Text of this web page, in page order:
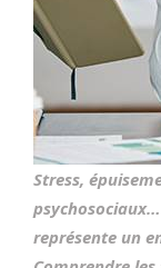
Stress,
représente un